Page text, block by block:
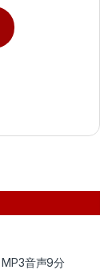
MP3音声9分